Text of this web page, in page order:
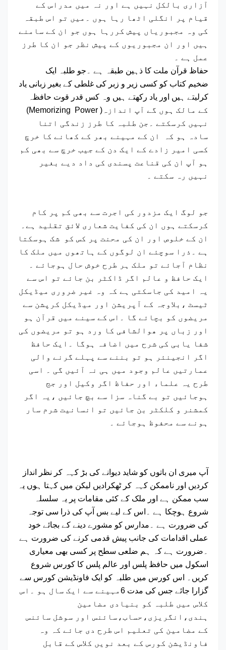
آزاری بالکل نہیں ہے اور نہ میں مدراس کے
قیام پر انگلی اٹھا رہا ہوں ۔میں تو اس طبقہ
کی وہ مجبوریاں پیش کررہا ہوں جو ان کے سامنے
ہیں اور ان مجبوریوں کے پیش نظر جو ان کا طرز
عمل ہے ۔
ضخیم کتاب کو کسی زیر و زبر کی غلطی کے بغیر زبانی یاد
کرلیتے ہیں اور یاد رکھتے ہیں وہ کس قدر قوت حافظہ
(Memorizing Power )کے مالک ہوں گے آپ اندازہ
نہیں کرسکتے ۔جن طلبہ کا طرز زندگی اتنا
سادہ ہو کہ ان کے مہینے بھر کے کھانے کا خرچ
کسی امیر زادے کے ایک دن کے جیب خرچ سے بھی کم
ہو آپ ان کی قناعت پسندی کی داد دیے بغیر
نہیں رہ سکتے ۔
جو لوگ ایک مزدور کی اجرت سے بھی کم پر کام
کرسکتے ہوں ان کی کفایت شعاری لائق تقلید ہے۔
ان کے خلوص اور ان کی محنت پر کس کو شک ہوسکتا
ہے ۔ذرا سوچئے ان لوگوں کے ہاتھوں میں ملک کا
نظام آجائے تو ملک ہر طرح خوش حال ہوجائے ۔
ایک حافظ و عالم اگر ڈاکٹر بن جائے تو اس سے
یہ امید کی جاسکتی ہے کہ وہ غیر ضروری میڈیکل
ٹیسٹ ،بلاوجہ کے آپریشن اور میڈیکل کرپشن سے
مریضوں کو بچائے گا ۔اس کے سینے میں قرآن ہو
اور زباں پر ھوالشافی کا ورد ہو تو مریضوں کی
شفا یابی کی شرح میں اضافہ ہوگا ۔ایک حافظ
اگر انجینئر ہو تو بننے سے پہلے گرنے والی
عمارتیں عالم وجود میں ہی نہ آئیں گی ۔ اسی
طرح یہ علماء اور حفاظ اگر وکیل اور جج
ہوجائیں تو بے گناہ سزا سے بچ جائیں ،یہ اگر
کمشنر و کلکٹر بن جائیں تو انسانیت شرم سار
ہونے سے محفوظ ہوجائے ۔
آپ میری ان باتوں کو شاید دیوانے کی بڑ کہہ کر نظر انداز
کردیں اور ناممکن کہہ کر ٹھکرادیں لیکن میں کہتا ہوں یہ
سب ممکن ہے اور ملک کے کئی مقامات پر یہ سلسلہ
شروع ہوچکا ہے ۔اس کے لیے بس آپ کی ذرا سی توجہ
کی ضرورت ہے ۔مدارس کو مشورے دینے کے بجائے خود
عملی اقدامات کی جانب پیش قدمی کرنے کی ضرورت ہے
۔ضرورت ہے کہ ہم ضلعی سطح پر کسی بھی معیاری
اسکول میں حافظ پلس اور عالم پلس کا کورس شروع
کریں۔ اس کورس میں طلبہ کو ایک فاونڈیشن کورس سے
گزارا جائے جس کی مدت 6مہینے سے ایک سال ہو ۔اس
کلاس میں طلبہ کو بنیادی مضامین
ہندی،انگریزی،حساب،سائنس اور سوشل سائنس
کے مضامین کی تعلیم اس طرح دی جائے کہ وہ
فاونڈیشن کورس کے بعد نویں کلاس کے قابل